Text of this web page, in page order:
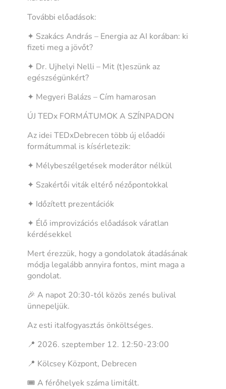
További előadások:
✦ Szakács András – Energia az AI korában: ki
fizeti meg a jövőt?
✦ Dr. Ujhelyi Nelli – Mit (t)eszünk az
egészségünkért?
✦ Megyeri Balázs – Cím hamarosan
ÚJ TEDx FORMÁTUMOK A SZÍNPADON
Az idei TEDxDebrecen több új előadói
formátummal is kísérletezik:
✦ Mélybeszélgetések moderátor nélkül
✦ Szakértői viták eltérő nézőpontokkal
✦ Időzített prezentációk
✦ Élő improvizációs előadások váratlan
kérdésekkel
Mert érezzük, hogy a gondolatok átadásának
módja legalább annyira fontos, mint maga a
gondolat.
🎉 A napot 20:30-tól közös zenés bulival
ünnepeljük.
Az esti italfogyasztás önköltséges.
📍 2026. szeptember 12. 12:50-23:00
📍 Kölcsey Központ, Debrecen
🎟️ A férőhelyek száma limitált.